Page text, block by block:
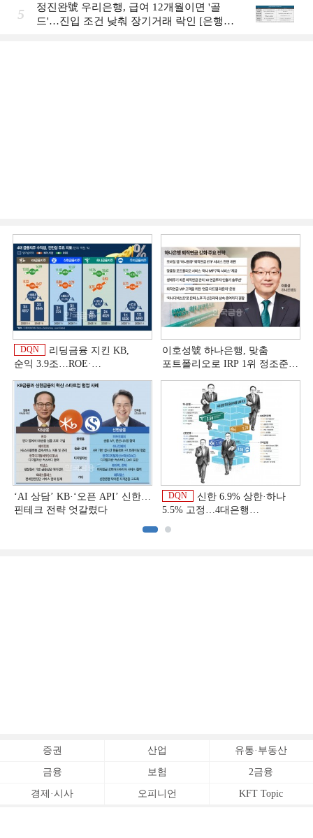
5
정진완號 우리은행, 급여 12개월이면 '골
드'…진입 조건 낮춰 장기거래 락인 [은행권
DQN
리딩금융 지킨 KB,
순익 3.9조…ROE·
상반기 금융 리그테이블]
이호성號 하나은행, 맞춤
포트폴리오로 IRP 1위 정조준
‘AI 상담’ KB·‘오픈 API’ 신한…
핀테크 전략 엇갈렸다
DQN
신한 6.9% 상한·하나
5.5% 고정…4대은행
증권 산업 유통·부동산
금융 보험 2금융
경제·시사 오피니언 KFT Topic